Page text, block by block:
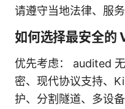
请遵守当地法律、服
如何选择最安全的
优先考虑： audited
密、现代协议支持、
护、分割隧道、多设